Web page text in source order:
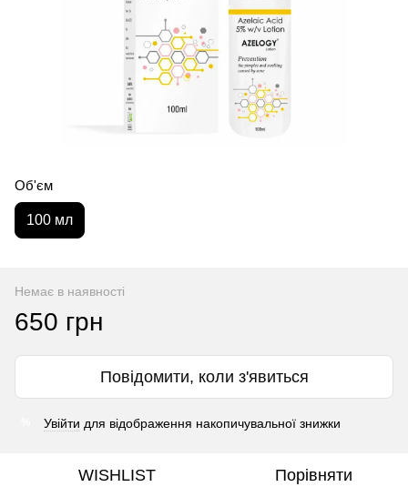
Об'єм
100 мл
Немає в наявності
650 грн
Повідомити, коли з'явиться
Увійти для відображення накопичувальної знижки
WISHLIST Порівняти